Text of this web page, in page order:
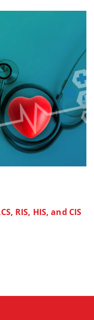
RIS, HIS, and CIS